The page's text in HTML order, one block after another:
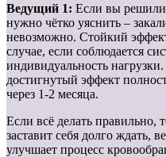
Ведущий 1: Если вы решили
нужно чётко уяснить –
невозможно. Стойкий
случае, если соблюдается
индивидуальность
достигнутый эффект
через 1-2 месяца.
Если всё делать
заставит себя долго ждать,
улучшает процесс